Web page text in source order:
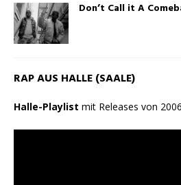
Don’t Call it A
RAP AUS HALLE (SAALE)
Halle-Playlist mit Releases von